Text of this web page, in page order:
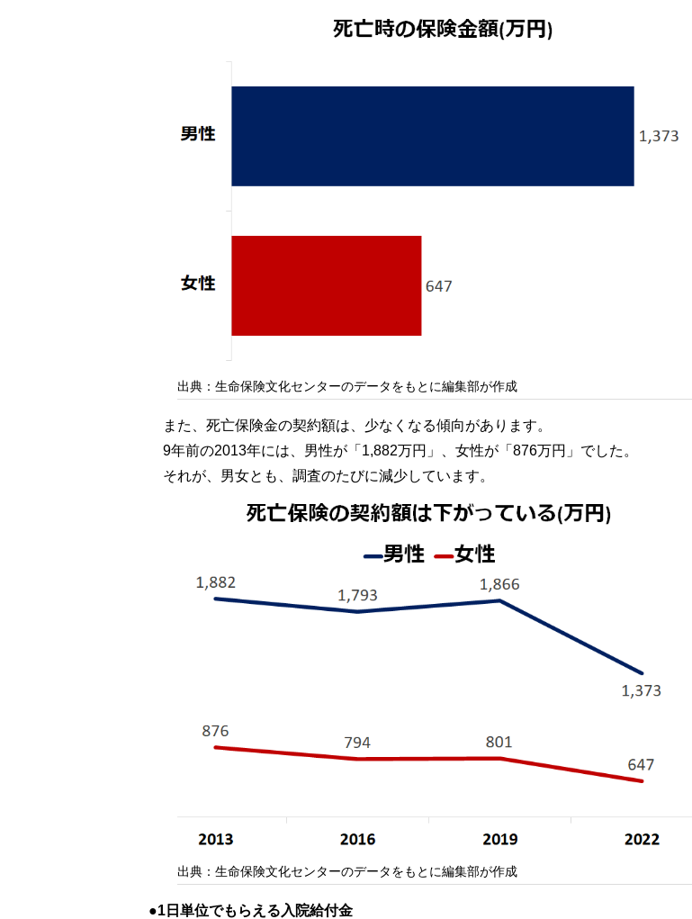
出典：生命保険文化センターのデータをもとに編集部が作成
また、死亡保険金の契約額は、少なくなる傾向があります。
9年前の2013年には、男性が「1,882万円」、女性が「876万円」でした。
それが、男女とも、調査のたびに減少しています。
出典：生命保険文化センターのデータをもとに編集部が作成
1日単位でもらえる入院給付金